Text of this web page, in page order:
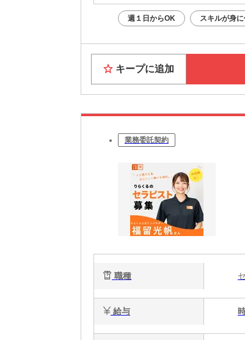
週１日からOK スキルが身に
キープに追加
業務委託契約
職種
給与